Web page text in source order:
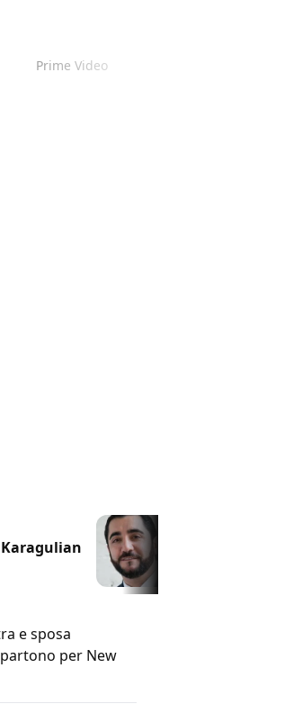
Prime Video
e sposa
per New